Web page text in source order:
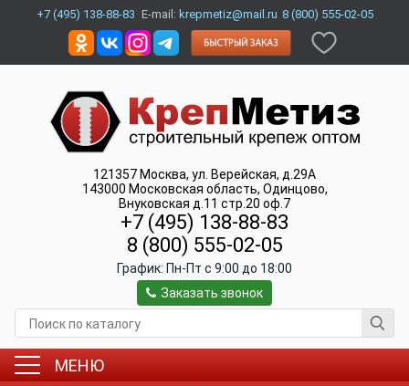
+7 (495) 138-88-83 E-mail: krepmetiz@mail.ru 8 (800) 555-02-05
121357 Москва, ул. Верейская, д.29А
143000 Московская область, Одинцово,
Внуковская д.11 стр.20 оф.7
+7 (495) 138-88-83
8 (800) 555-02-05
График: Пн-Пт c 9:00 до 18:00
Заказать звонок
МЕНЮ